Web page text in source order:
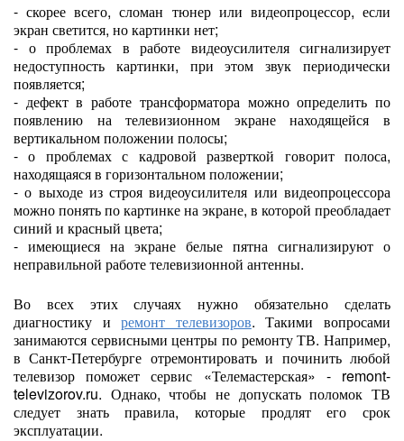
- скорее всего, сломан тюнер или видеопроцессор, если
экран светится, но картинки нет;
- о проблемах в работе видеоусилителя сигнализирует
недоступность картинки, при этом звук периодически
появляется;
- дефект в работе трансформатора можно определить по
появлению на телевизионном экране находящейся в
вертикальном положении полосы;
- о проблемах с кадровой разверткой говорит полоса,
находящаяся в горизонтальном положении;
- о выходе из строя видеоусилителя или видеопроцессора
можно понять по картинке на экране, в которой преобладает
синий и красный цвета;
- имеющиеся на экране белые пятна сигнализируют о
неправильной работе телевизионной антенны.
Во всех этих случаях нужно обязательно сделать
диагностику иремонт телевизоров. Такими вопросами
занимаются сервисными центры по ремонту ТВ. Например,
в Санкт-Петербурге отремонтировать и починить любой
телевизор поможет сервис «Телемастерская» - remont-
televizorov.ru. Однако, чтобы не допускать поломок ТВ
следует знать правила, которые продлят его срок
эксплуатации.